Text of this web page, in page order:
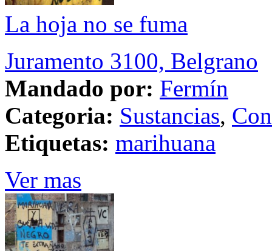
La hoja no se fuma
Juramento 3100, Belgrano
Mandado por: Fermín
Categoria: Sustancias,
Etiquetas: marihuana
Ver mas